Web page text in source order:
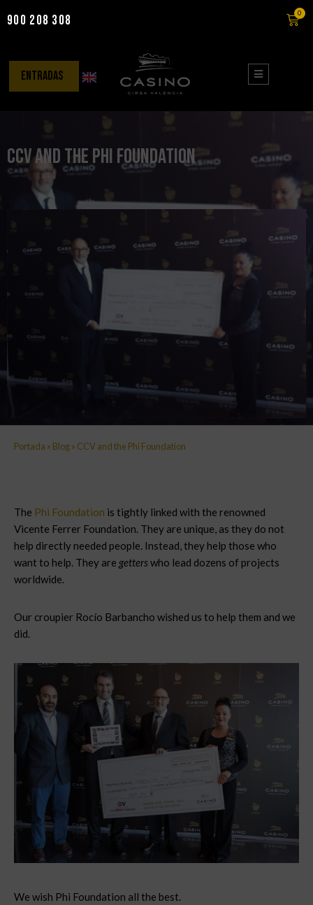
contenido
900 208 308 0
entradas
CCV and the Phi Foundation
Portada » Blog» CCV and the Phi Foundation
The Phi Foundation is tightly linked with the renowned
Vicente Ferrer Foundation. They are unique, as they do not
help directly needed people. Instead, they help those who
want to help. They are getters who lead dozens of projects
worldwide.
Our croupier Rocío Barbancho wished us to help them and we
did.
We wish Phi Foundation all the best.